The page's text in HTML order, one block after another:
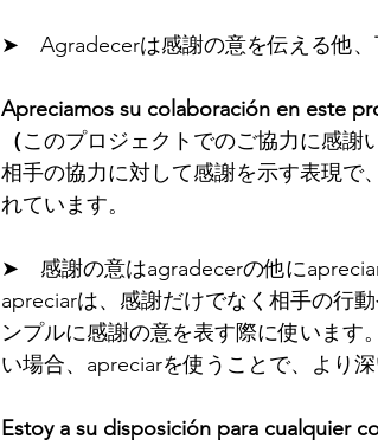
➤　Agradecerは感謝の意を伝える他、
Apreciamos su colaboración en este
（このプロジェクトでのご協力に感謝
相手の協力に対して感謝を示す表現で
れています。
➤　感謝の意はagradecerの他に
apreciarは、感謝だけでなく相手の行
ンプルに感謝の意を表す際に使います
い場合、apreciarを使うことで、より
Estoy a su disposición para cualquier